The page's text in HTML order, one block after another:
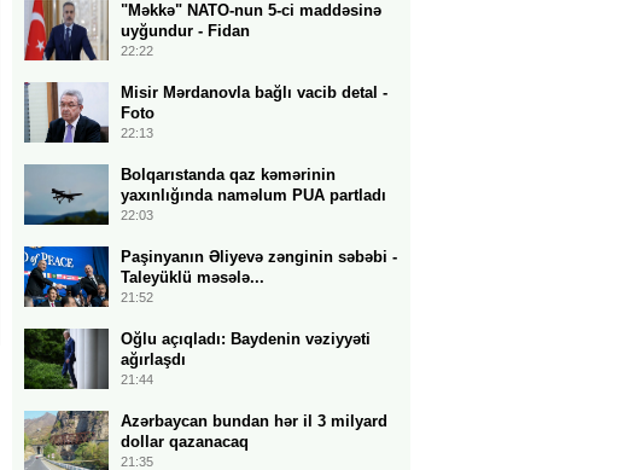
"Məkkə" NATO-nun 5-ci maddəsinə
uyğundur - Fidan
22:22
Misir Mərdanovla bağlı vacib detal -
Foto
22:13
Bolqarıstanda qaz kəmərinin
yaxınlığında naməlum PUA partladı
22:03
Paşinyanın Əliyevə zənginin səbəbi -
Taleyüklü məsələ...
21:52
Oğlu açıqladı: Baydenin vəziyyəti
ağırlaşdı
21:44
Azərbaycan bundan hər il 3 milyard
dollar qazanacaq
21:35